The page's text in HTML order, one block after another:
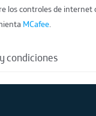
los controles de internet
MCafee.
condiciones